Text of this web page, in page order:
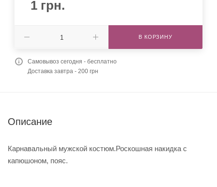
1 грн.
В КОРЗИНУ
Самовывоз сегодня - бесплатно
Доставка завтра - 200 грн
Описание
Карнавальный мужской костюм.Роскошная накидка с
капюшоном, пояс.